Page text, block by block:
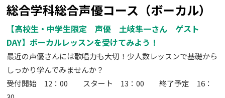
総合学科総合声優コース（ボーカル）
【高校生・中学生限定 声優 土岐隼一さん ゲスト
DAY】ボーカルレッスンを受けてみよう！
最近の声優さんには歌唱力も大切！少人数レッスンで基礎から
しっかり学んでみませんか？
受付開始 12：00 スタート 13：00 終了予定 16：